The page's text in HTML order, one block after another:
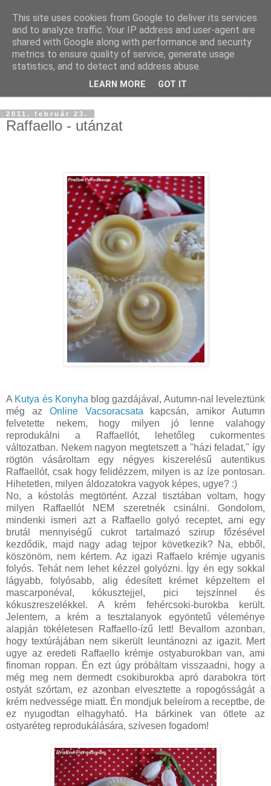
2011. február 23.
Raffaello - utánzat
A Kutya és Konyha blog gazdájával, Autumn-nal leveleztünk
még az Online Vacsoracsata kapcsán, amikor Autumn
felvetette nekem, hogy milyen jó lenne valahogy
reprodukálni a Raffaellót, lehetőleg cukormentes
változatban. Nekem nagyon megtetszett a "házi feladat," így
rögtön vásároltam egy négyes kiszerelésű autentikus
Raffaellót, csak hogy felidézzem, milyen is az íze pontosan.
Hihetetlen, milyen áldozatokra vagyok képes, ugye? :)
No, a kóstolás megtörtént. Azzal tisztában voltam, hogy
milyen Raffaellót NEM szeretnék csinálni. Gondolom,
mindenki ismeri azt a Raffaello golyó receptet, ami egy
brutál mennyiségű cukrot tartalmazó szirup főzésével
kezdődik, majd nagy adag tejpor következik? Na, ebből,
köszönöm, nem kértem. Az igazi Raffaelo krémje ugyanis
folyós. Tehát nem lehet kézzel golyózni. Így én egy sokkal
lágyabb, folyósabb, alig édesített krémet képzeltem el
mascarponéval, kókusztejjel, pici tejszínnel és
kókuszreszelékkel. A krém fehércsoki-burokba került.
Jelentem, a krém a tesztalanyok egyöntetű véleménye
alapján tökéletesen Raffaello-ízű lett! Bevallom azonban,
hogy textúrájában nem sikerült leuntánozni az igazit. Mert
ugye az eredeti Raffaello krémje ostyaburokban van, ami
finoman roppan. Én ezt úgy próbáltam visszaadni, hogy a
még meg nem dermedt csokiburokba apró darabokra tört
ostyát szórtam, ez azonban elvesztette a ropogósságát a
krém nedvessége miatt. Én mondjuk beleírom a receptbe, de
ez nyugodtan elhagyható. Ha bárkinek van ötlete az
ostyaréteg reprodukálására, szívesen fogadom!
This site uses cookies from Google to deliver its services
and to analyze traffic. Your IP address and user-agent are
shared with Google along with performance and security
metrics to ensure quality of service, generate usage
statistics, and to detect and address abuse.
LEARN MORE GOT IT